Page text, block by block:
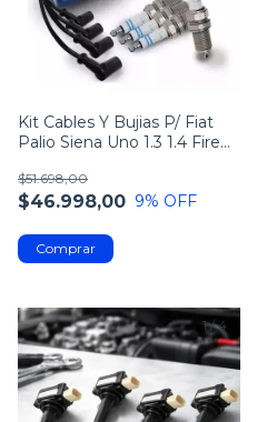
Kit Cables Y Bujias P/ Fiat
Palio Siena Uno 1.3 1.4 Fire
$46.998,00
$51.698,00
9% OFF
1/4